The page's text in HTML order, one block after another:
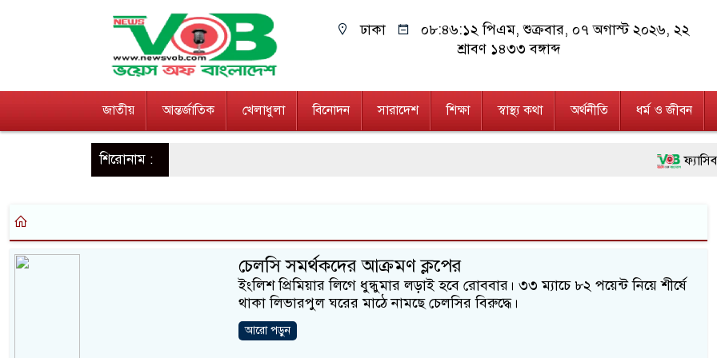
ঢাকা ০৮:৪৬:১২ পিএম, শুক্রবার, ০৭ অগাস্ট ২০২৬, ২২
শ্রাবণ ১৪৩৩ বঙ্গাব্দ
জাতীয় আন্তর্জাতিক খেলাধুলা বিনোদন সারাদেশ শিক্ষা স্বাস্থ্য কথা অর্থনীতি ধর্ম ও জীবন
শিরোনাম :
জনগণ
২৮ লাখ
নেতৃত্ব ও
অবৈধ
চেলসি সমর্থকদের আক্রমণ ক্লপের
ইংলিশ প্রিমিয়ার লিগে ধুন্ধুমার লড়াই হবে রোববার। ৩৩ ম্যাচে ৮২ পয়েন্ট নিয়ে শীর্ষে
থাকা লিভারপুল ঘরের মাঠে নামছে চেলসির বিরুদ্ধে।
আরো পড়ুন